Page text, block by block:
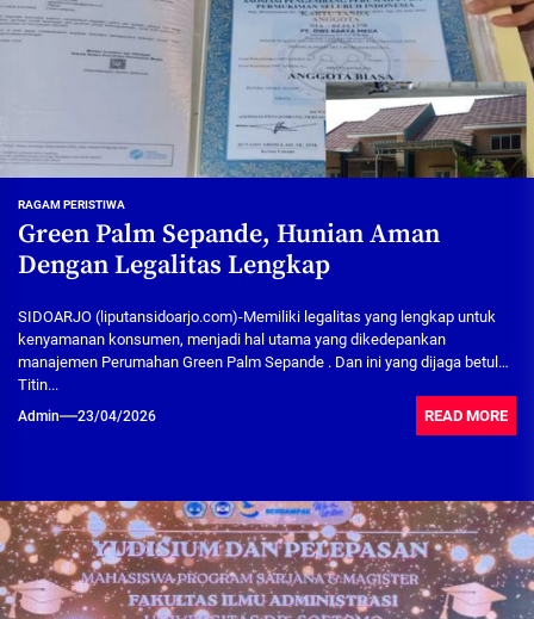
RAGAM PERISTIWA
Green Palm Sepande, Hunian Aman
Dengan Legalitas Lengkap
SIDOARJO (liputansidoarjo.com)-Memiliki legalitas yang lengkap untuk
kenyamanan konsumen, menjadi hal utama yang dikedepankan
manajemen Perumahan Green Palm Sepande . Dan ini yang dijaga betul
Titin...
Admin 23/04/2026 READ MORE